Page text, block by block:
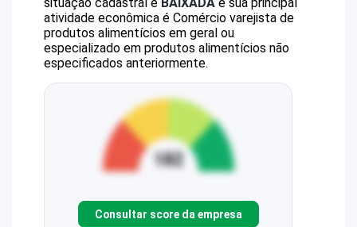
atividade econômica é Comércio varejista de
produtos alimentícios em geral ou
especializado em produtos alimentícios não
especificados anteriormente.
Consultar score da empresa